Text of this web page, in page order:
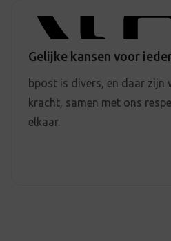
Gelijke kansen voor
bpost is divers, en daar zijn
kracht, samen met ons
elkaar.